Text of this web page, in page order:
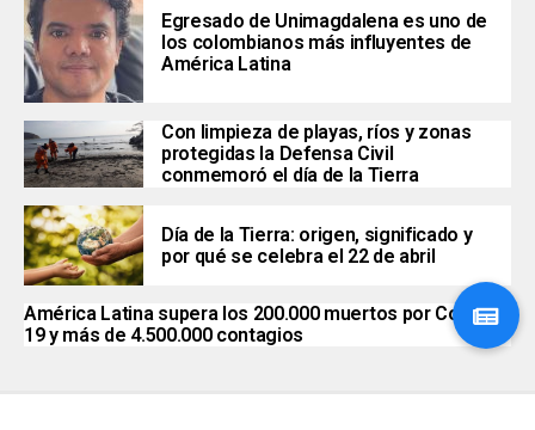
Egresado de Unimagdalena es uno de
los colombianos más influyentes de
América Latina
Con limpieza de playas, ríos y zonas
protegidas la Defensa Civil
conmemoró el día de la Tierra
Día de la Tierra: origen, significado y
por qué se celebra el 22 de abril
América Latina supera los 200.000 muertos por Covid-
19 y más de 4.500.000 contagios